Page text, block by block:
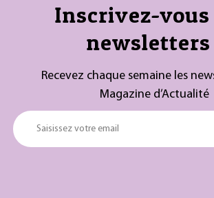
Inscrivez-
newsletters
Recevez chaque semaine les
Magazine d’Actualité
Saisissez votre email